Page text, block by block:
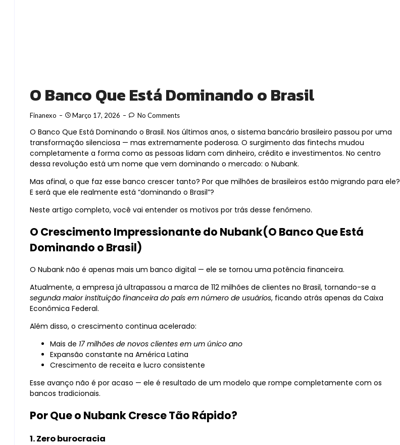
O Banco Que Está Dominando o Brasil
Finanexo Março 17, 2026 No Comments
O Banco Que Está Dominando o Brasil. Nos últimos anos, o sistema bancário brasileiro passou por uma
transformação silenciosa — mas extremamente poderosa. O surgimento das fintechs mudou
completamente a forma como as pessoas lidam com dinheiro, crédito e investimentos. No centro
dessa revolução está um nome que vem dominando o mercado: o Nubank.
Mas afinal, o que faz esse banco crescer tanto? Por que milhões de brasileiros estão migrando para ele?
E será que ele realmente está “dominando o Brasil”?
Neste artigo completo, você vai entender os motivos por trás desse fenômeno.
O Crescimento Impressionante do Nubank(O Banco Que Está
Dominando o Brasil)
O Nubank não é apenas mais um banco digital — ele se tornou uma potência financeira.
Atualmente, a empresa já ultrapassou a marca de 112 milhões de clientes no Brasil, tornando-se a
segunda maior instituição financeira do país em número de usuários, ficando atrás apenas da Caixa
Econômica Federal.
Além disso, o crescimento continua acelerado:
Mais de 17 milhões de novos clientes em um único ano
Expansão constante na América Latina
Crescimento de receita e lucro consistente
Esse avanço não é por acaso — ele é resultado de um modelo que rompe completamente com os
bancos tradicionais.
Por Que o Nubank Cresce Tão Rápido?
1. Zero burocracia